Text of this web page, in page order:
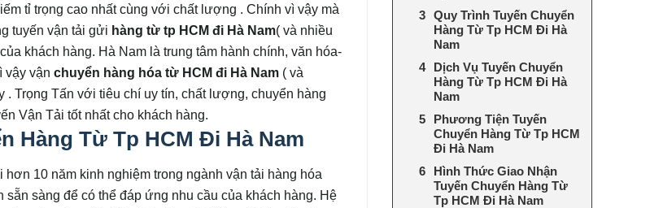
tỉ trọng cao nhất cùng với chất lượng . Chính vì vậy mà
tuyến vận tải gửi hàng từ tp HCM đi Hà Nam( và nhiều
khách hàng. Hà Nam là trung tâm hành chính, văn hóa-
vậy vận chuyển hàng hóa từ HCM đi Hà Nam ( và
Trọng Tấn với tiêu chí uy tín, chất lượng, chuyển hàng
Vận Tải tốt nhất cho khách hàng.
Hàng Từ Tp HCM Đi Hà Nam
hơn 10 năm kinh nghiệm trong ngành vận tải hàng hóa
sàng để có thể đáp ứng nhu cầu của khách hàng. Hệ
Quy Trình Tuyến Chuyển
Hàng Từ Tp HCM Đi Hà
Nam
Dịch Vụ Tuyến Chuyển
Hàng Từ Tp HCM Đi Hà
Nam
Phương Tiện Tuyến
Chuyển Hàng Từ Tp HCM
Đi Hà Nam
Hình Thức Giao Nhận
Tuyến Chuyển Hàng Từ
Tp HCM Đi Hà Nam